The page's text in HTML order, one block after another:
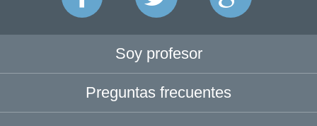
Soy profesor
Preguntas frecuentes